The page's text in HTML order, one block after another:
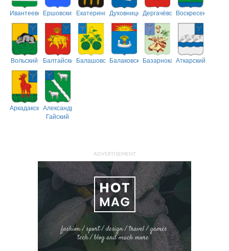
ИвантеевскийЕршовский ЕкатериновскийДуховницкийДергачёвскийВоскресенский
Вольский БалтайскийБалашовскийБалаковскийБазарнокарабулакский
Аткарский
АркадакскийАлександрово-
Гайский
ADVERTISEMENT